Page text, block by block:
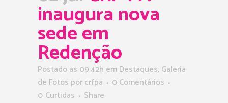
inaugura nova
sede em
Redenção
Postado as 09:42h emDestaques, Galeria
de Fotos porcrfpa
0 Comentários
0 Curtidas
Share